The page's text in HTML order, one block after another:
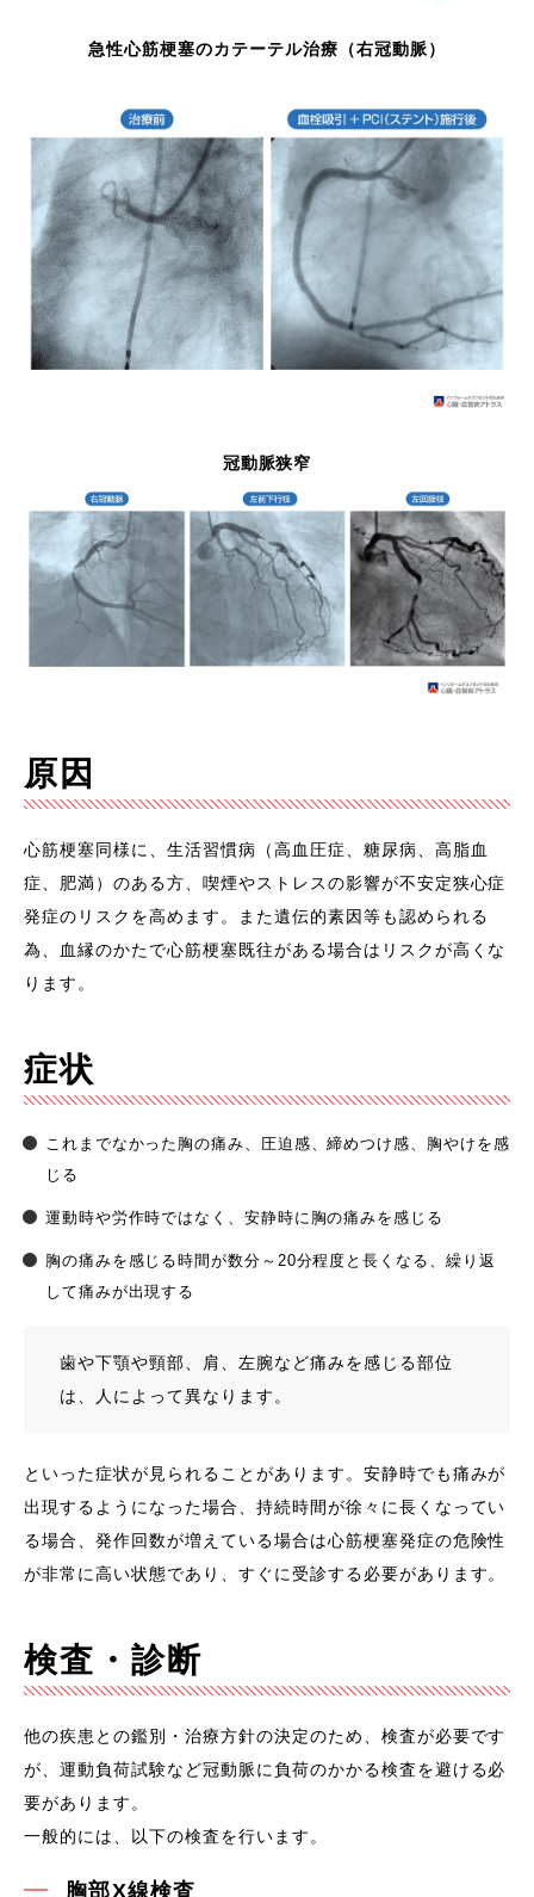
急性心筋梗塞のカテーテル治療（右冠動脈）
冠動脈狭窄
原因
心筋梗塞同様に、生活習慣病（高血圧症、糖尿病、高脂血
症、肥満）のある方、喫煙やストレスの影響が不安定狭心症
発症のリスクを高めます。また遺伝的素因等も認められる
為、血縁のかたで心筋梗塞既往がある場合はリスクが高くな
ります。
症状
これまでなかった胸の痛み、圧迫感、締めつけ感、胸やけを感
じる
運動時や労作時ではなく、安静時に胸の痛みを感じる
胸の痛みを感じる時間が数分～20分程度と長くなる、繰り返
して痛みが出現する
歯や下顎や頸部、肩、左腕など痛みを感じる部位
は、人によって異なります。
といった症状が見られることがあります。安静時でも痛みが
出現するようになった場合、持続時間が徐々に長くなってい
る場合、発作回数が増えている場合は心筋梗塞発症の危険性
が非常に高い状態であり、すぐに受診する必要があります。
検査・診断
他の疾患との鑑別・治療方針の決定のため、検査が必要です
が、運動負荷試験など冠動脈に負荷のかかる検査を避ける必
要があります。
一般的には、以下の検査を行います。
胸部X線検査